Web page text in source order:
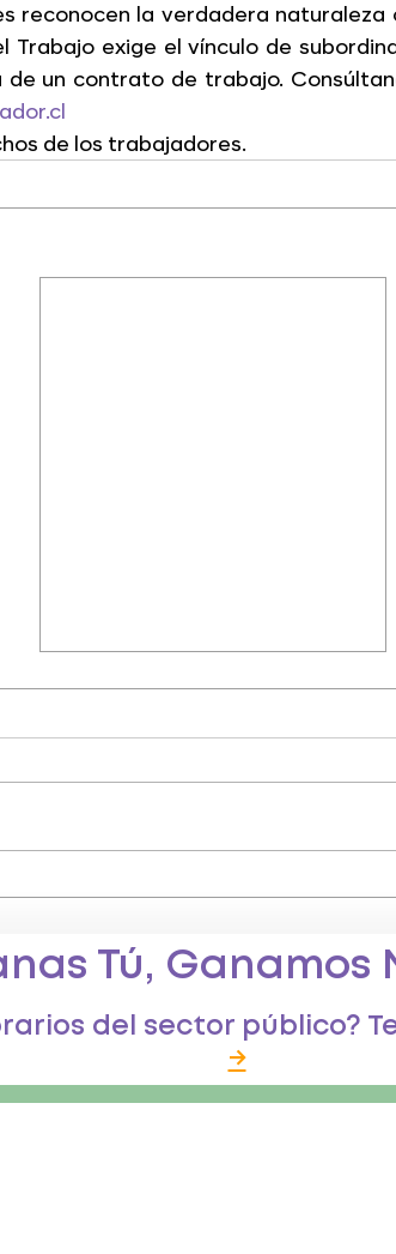
reconocen la verdadera
Trabajo exige el vínculo de
un contrato de trabajo.
de los trabajadores.
Tú, Ganamos
del sector público?
→